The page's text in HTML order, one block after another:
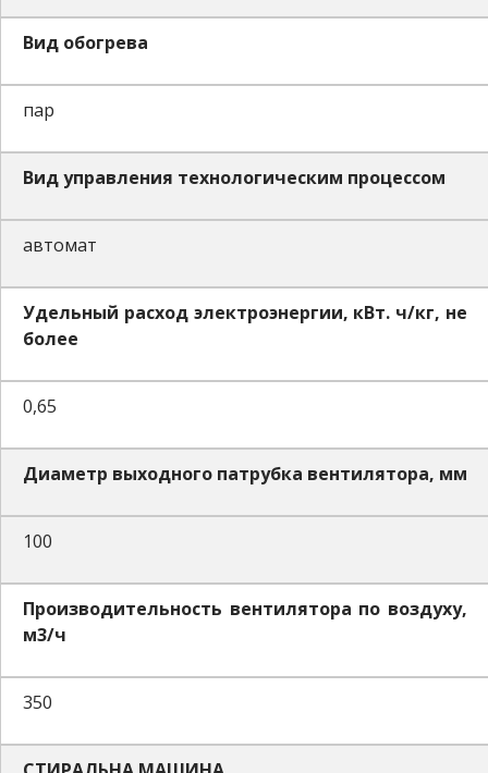
Вид обогрева
пар
Вид управления технологическим процессом
автомат
Удельный расход электроэнергии, кВт. ч/кг, не
более
0,65
Диаметр выходного патрубка вентилятора, мм
100
Производительность вентилятора по воздуху,
м3/ч
350